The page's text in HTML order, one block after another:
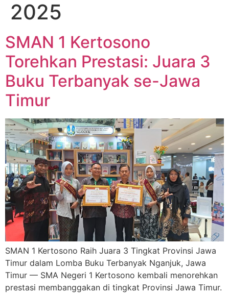
2025
SMAN 1 Kertosono
Torehkan Prestasi: Juara 3
Buku Terbanyak se-Jawa
Timur
SMAN 1 Kertosono Raih Juara 3 Tingkat Provinsi Jawa
Timur dalam Lomba Buku Terbanyak Nganjuk, Jawa
Timur — SMA Negeri 1 Kertosono kembali menorehkan
prestasi membanggakan di tingkat Provinsi Jawa Timur.